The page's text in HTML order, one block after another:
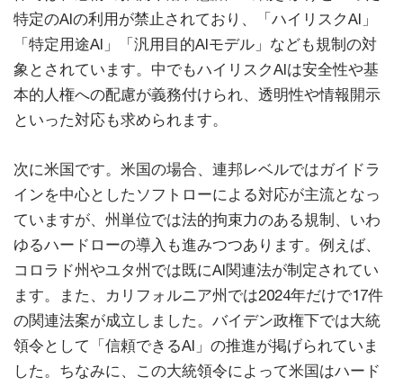
特定のAIの利用が禁止されており、「ハイリスクAI」
「特定用途AI」「汎用目的AIモデル」なども規制の対
象とされています。中でもハイリスクAIは安全性や基
本的人権への配慮が義務付けられ、透明性や情報開示
といった対応も求められます。
次に米国です。米国の場合、連邦レベルではガイドラ
インを中心としたソフトローによる対応が主流となっ
ていますが、州単位では法的拘束力のある規制、いわ
ゆるハードローの導入も進みつつあります。例えば、
コロラド州やユタ州では既にAI関連法が制定されてい
ます。また、カリフォルニア州では2024年だけで17件
の関連法案が成立しました。バイデン政権下では大統
領令として「信頼できるAI」の推進が掲げられていま
した。ちなみに、この大統領令によって米国はハード